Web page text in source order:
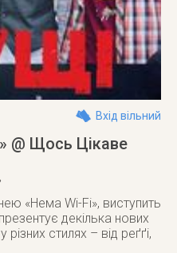
Вхід вільний
@ Щось Цікаве
«Нема Wi-Fi», виступить
декілька нових
стилях – від реґґі,